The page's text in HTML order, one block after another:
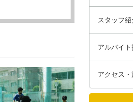
スタッフ紹
アルバイ
アクセス